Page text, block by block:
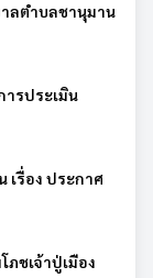
ลตำบลชานุมาน
รประเมิน
เรื่อง ประกาศ
ชเจ้าปู่เมือง